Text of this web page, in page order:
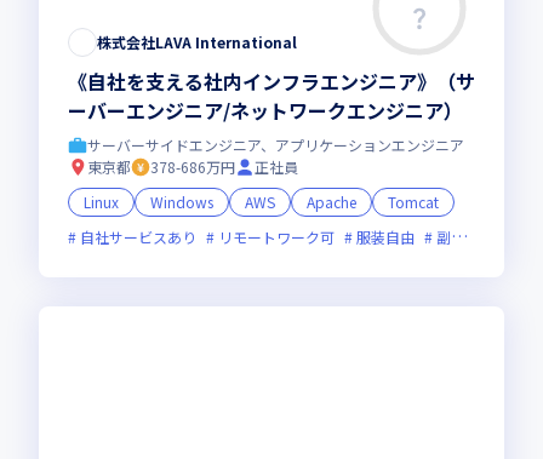
株式会社LAVA International
《自社を支える社内インフラエンジニア》（サ
ーバーエンジニア/ネットワークエンジニア）
サーバーサイドエンジニア、アプリケーションエンジニア
東京都
378-686万円
正社員
Linux
Windows AWS Apache
Tomcat
自社サービスあり
リモートワーク可 服装自由 副業可